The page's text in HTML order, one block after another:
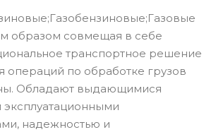
образом совмещая в себе
транспортное решение
операций по обработке грузов
Обладают выдающимися
эксплуатационными
надежностью и